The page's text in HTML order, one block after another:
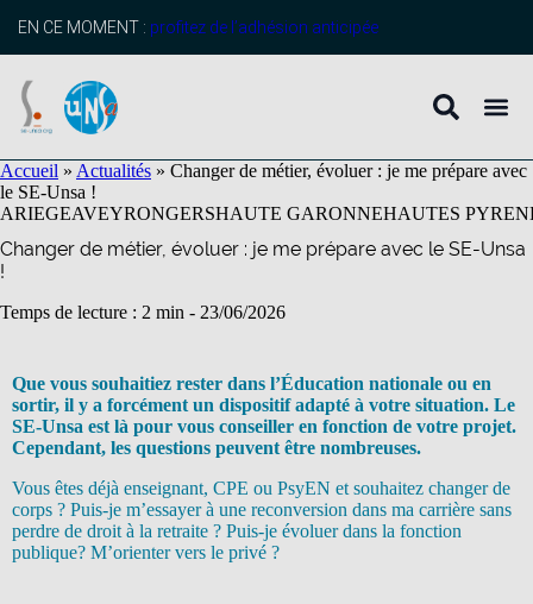
principal
EN CE MOMENT : profitez de l’adhésion anticipée
Accueil » Actualités » Changer de métier, évoluer : je me prépare avec
le SE-Unsa !
ARIEGEAVEYRONGERSHAUTE GARONNEHAUTES
Changer de métier, évoluer : je me prépare avec le SE-Unsa
!
Temps de lecture : 2 min - 23/06/2026
Que vous souhaitiez rester dans l’Éducation nationale ou en
sortir, il y a forcément un dispositif adapté à votre situation. Le
SE-Unsa est là pour vous conseiller en fonction de votre projet.
Cependant, les questions peuvent être nombreuses.
Vous êtes déjà enseignant, CPE ou PsyEN et souhaitez changer de
corps ? Puis-je m’essayer à une reconversion dans ma carrière sans
perdre de droit à la retraite ? Puis-je évoluer dans la fonction
publique? M’orienter vers le privé ?